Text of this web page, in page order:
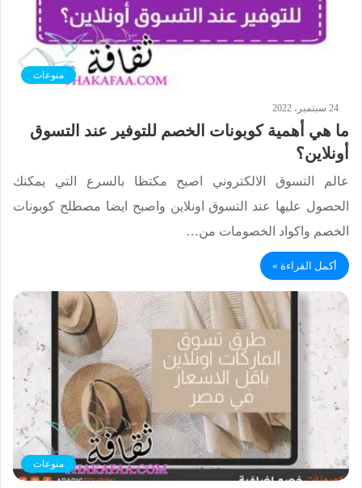
منوعات
24 سبتمبر، 2022
ما هي أهمية كوبونات الخصم للتوفير عند التسوق
أونلاين؟
عالم التسوق الالكتروني اصبح مكتظا بالسرع التي يمكنك
الحصول عليها عند التسوق اونلاين واصبح ايضا مصطلح كوبونات
الخصم واكواد الخصومات من…
أكمل القراءة »
منوعات